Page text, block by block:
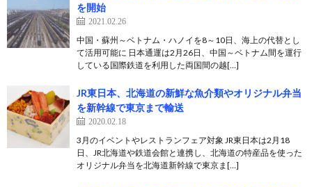
を開始
2021.02.26
中国・蘇州～ベトナム・ハノイを8～10日、海上の代替とし
て活用可能に 日本通運は2月26日、中国～ベトナム間を運行
している国際鉄道を利用した両国間の越[…]
JR東日本、北海道の新鮮な魚介類やオリジナル弁当
を新幹線で東京まで輸送
2020.02.18
3月のイベントやレストランフェア対象 JR東日本は2月18
日、JR北海道や鉄道会館と連携し、北海道の特産品を使った
オリジナル弁当を北海道新幹線で東京ま[…]